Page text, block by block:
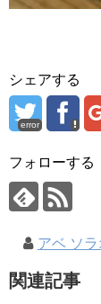
シェアする
error
フォローする
アベ ソラ
関連記事